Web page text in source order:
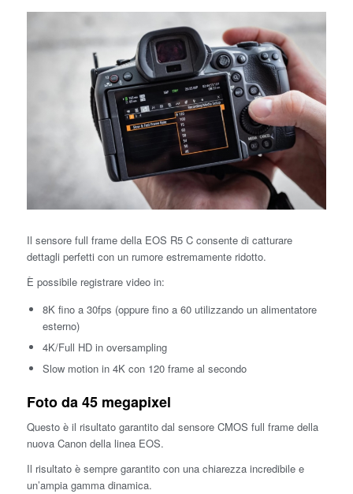
Il sensore full frame della EOS R5 C consente di catturare
dettagli perfetti con un rumore estremamente ridotto.
È possibile registrare video in:
8K fino a 30fps (oppure fino a 60 utilizzando un alimentatore
esterno)
4K/Full HD in oversampling
Slow motion in 4K con 120 frame al secondo
Foto da 45 megapixel
Questo è il risultato garantito dal sensore CMOS full frame della
nuova Canon della linea EOS.
Il risultato è sempre garantito con una chiarezza incredibile e
un’ampia gamma dinamica.